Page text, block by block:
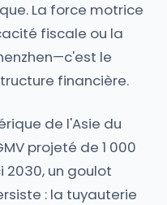
La force motrice
fiscale ou la
le
financière.
de l'Asie du
projeté de 1 000
2030, un goulot
: la tuyauterie